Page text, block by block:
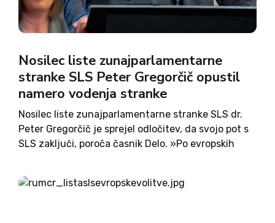
Nosilec liste zunajparlamentarne
stranke SLS Peter Gregorčič opustil
namero vodenja stranke
Nosilec liste zunajparlamentarne stranke SLS dr.
Peter Gregorčič je sprejel odločitev, da svojo pot s
SLS zaključi, poroča časnik Delo. »Po evropskih
stranki pomagam pri političnem preboju na
nacionalni ravni. Iz hvaležnosti...